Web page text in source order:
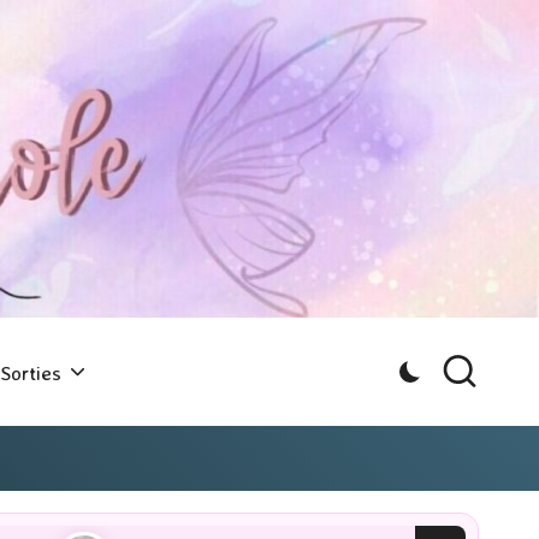
Sorties